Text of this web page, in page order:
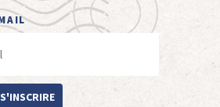
S'INSCRIRE